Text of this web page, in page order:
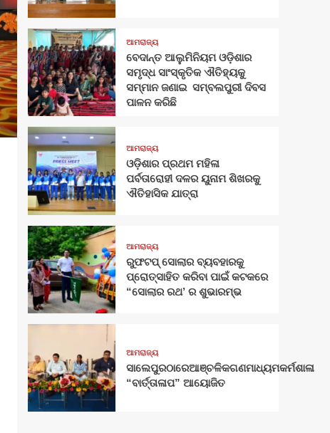
ଆମରାଜ୍ୟ
ବେଦାନ୍ତ ଆଲୁମିନିୟମ ଓଡ଼ିଶାର
ସମୃଦ୍ଧ ସାଂସ୍କୃତିକ ଐତିହ୍ୟକୁ
ସମ୍ମାନ ଜଣାଇ ସମ୍ବଲପୁରୀ ଦିବସ
ପାଳନ କରିଛି
ଆମରାଜ୍ୟ
ଓଡ଼ିଶାର ପ୍ରଥମ ମହିଳା
ପର୍ବତାରୋହୀ ଦଳର ୟୁନାମ ଶିଖରକୁ
ଐତିହାସିକ ଯାତ୍ରା
ଆମରାଜ୍ୟ
ରୁଫଟପ୍ ସୋଲାର ବ୍ୟବହାରକୁ
ପ୍ରୋତ୍ସାହିତ କରିବା ପାଇଁ କଟକରେ
“ସୋଲାର ରଥ’ ର ଶୁଭାରମ୍ଭ
ଆମରାଜ୍ୟ
ସାଲେପୁରଠାରେଆଞ୍ଚଳିକଗଣମାଧ୍ୟମକର୍ମଶାଳା
“ବାର୍ତ୍ତାଳାପ” ଆୟୋଜିତ